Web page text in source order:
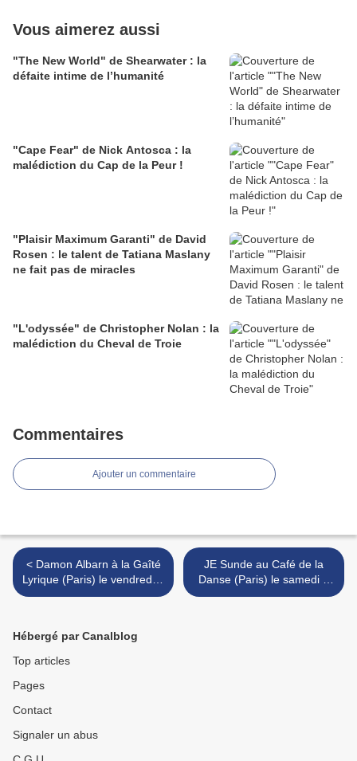
Vous aimerez aussi
"The New World" de Shearwater : la
défaite intime de l’humanité
"Cape Fear" de Nick Antosca : la
malédiction du Cap de la Peur !
"Plaisir Maximum Garanti" de David
Rosen : le talent de Tatiana Maslany
ne fait pas de miracles
"L'odyssée" de Christopher Nolan : la
malédiction du Cheval de Troie
Commentaires
Ajouter un commentaire
< Damon Albarn à la Gaîté
Lyrique (Paris) le vendredi 5
novembre
JE Sunde au Café de la
Danse (Paris) le samedi 6
novembre >
Hébergé par Canalblog
Top articles
Pages
Contact
Signaler un abus